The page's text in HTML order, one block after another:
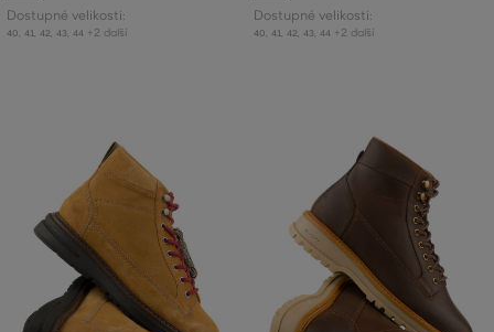
Dostupné velikosti:
40 41 42 43 44 +2 další
Dostupné velikosti:
40 41 42 43 44 +2 další